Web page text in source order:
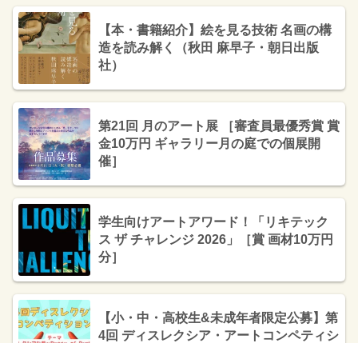
【本・書籍紹介】絵を見る技術 名画の構
造を読み解く（秋田 麻早子・朝日出版
社）
第21回 月のアート展 ［審査員最優秀賞 賞
金10万円 ギャラリー月の庭での個展開
催］
学生向けアートアワード！「リキテック
ス ザ チャレンジ 2026」［賞 画材10万円
分］
【小・中・高校生&未成年者限定公募】第
4回 ディスレクシア・アートコンペティシ